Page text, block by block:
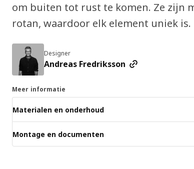
om buiten tot rust te komen. Ze zijn
rotan, waardoor elk element uniek is.
Designer
Andreas Fredriksson
Meer informatie
Materialen en onderhoud
Montage en documenten